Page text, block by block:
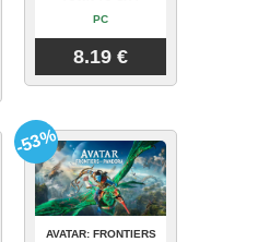
PC
8.19 €
AVATAR: FRONTIERS
-53%